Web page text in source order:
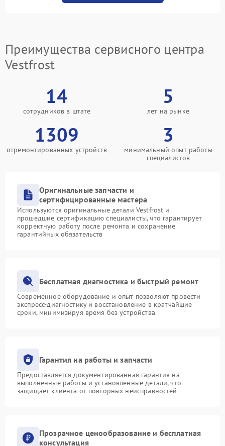
Преимущества сервисного центра
Vestfrost
14
сотрудников в штате
5
лет на рынке
1309
отремонтированных устройств
3
минимальный опыт работы
специалистов
Оригинальные запчасти и
сертифицированные мастера
Используются оригинальные детали Vestfrost и
прошедшие сертификацию специалисты, что гарантирует
корректную работу после ремонта и сохранение
гарантийных обязательств
Бесплатная диагностика и быстрый ремонт
Современное оборудование и опыт позволяют провести
экспресс-диагностику и восстановление в кратчайшие
сроки, минимизируя время без устройства
Гарантия на работы и запчасти
Предоставляется документированная гарантия на
выполненные работы и установленные детали, что
защищает клиента от повторных неисправностей
Прозрачное ценообразование и бесплатная
консультация